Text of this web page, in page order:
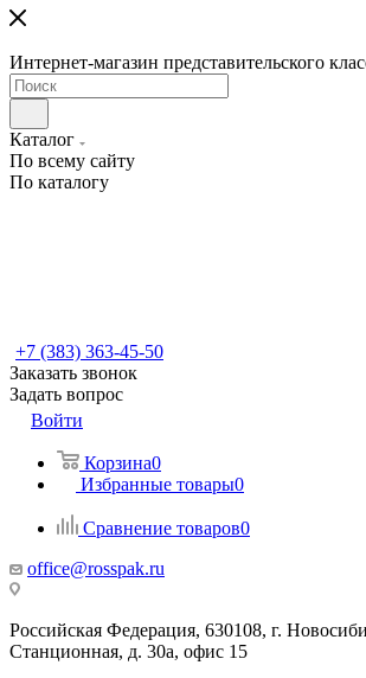
Интернет-магазин представительского
Каталог
По всему сайту
По каталогу
+7 (383) 363-45-50
Заказать звонок
Задать вопрос
Войти
Корзина0
Избранные товары0
Сравнение товаров0
office@rosspak.ru
Российская Федерация, 630108, г.
Станционная, д. 30а, офис 15